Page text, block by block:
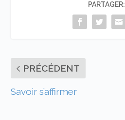
PARTAGER:
PRÉCÉDENT
Savoir s’affirmer